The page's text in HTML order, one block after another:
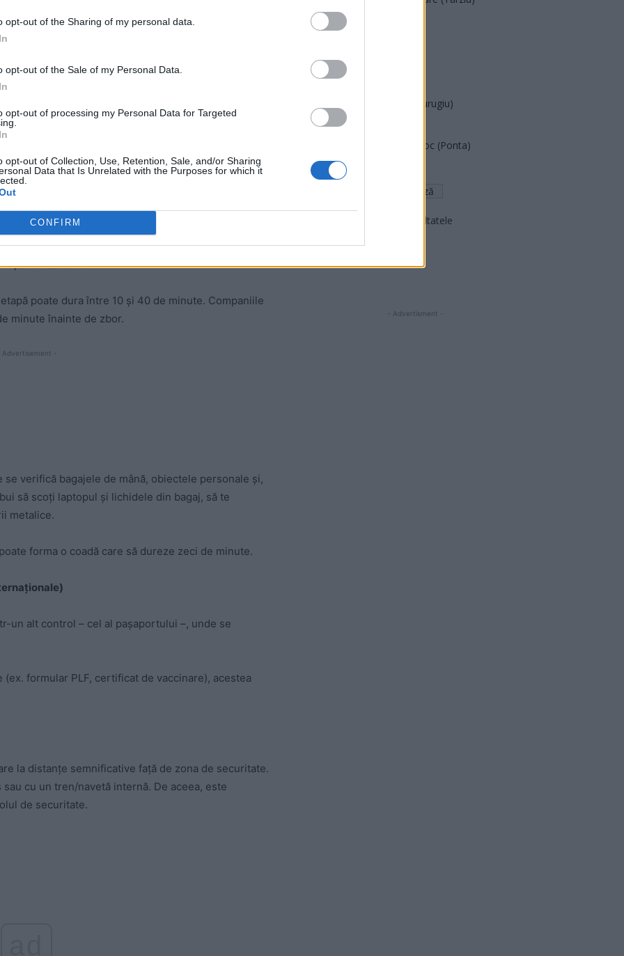
opt-out of the Sharing of my personal data.
opt-out of the Sale of my Personal Data.
opt-out of processing my Personal Data for Targeted
opt-out of Collection, Use, Retention, Sale, and/or Sharing
Data that Is Unrelated with the Purposes for which it
CONFIRM
bagaj de cală (cel care merge în compartimentul de
aeriene.
poate dura între 10 și 40 de minute. Companiile
minute înainte de zbor.
Advertisement -
verifică bagajele de mână, obiectele personale și,
să scoți laptopul și lichidele din bagaj, să te
metalice.
forma o coadă care să dureze zeci de minute.
un alt control – cel al pașaportului –, unde se
formular PLF, certificat de vaccinare), acestea
la distanțe semnificative față de zona de securitate.
cu un tren/navetă internă. De aceea, este
de securitate.
PDF (Lazarus)
PNȚCD (Pavelescu)
PNCR (Terheș)
Partidul Patrioților (Surugiu)
FAR (Coarnă)
România pe Primul Loc (Ponta)
Altul
Arată rezultatele
- Advertisment -